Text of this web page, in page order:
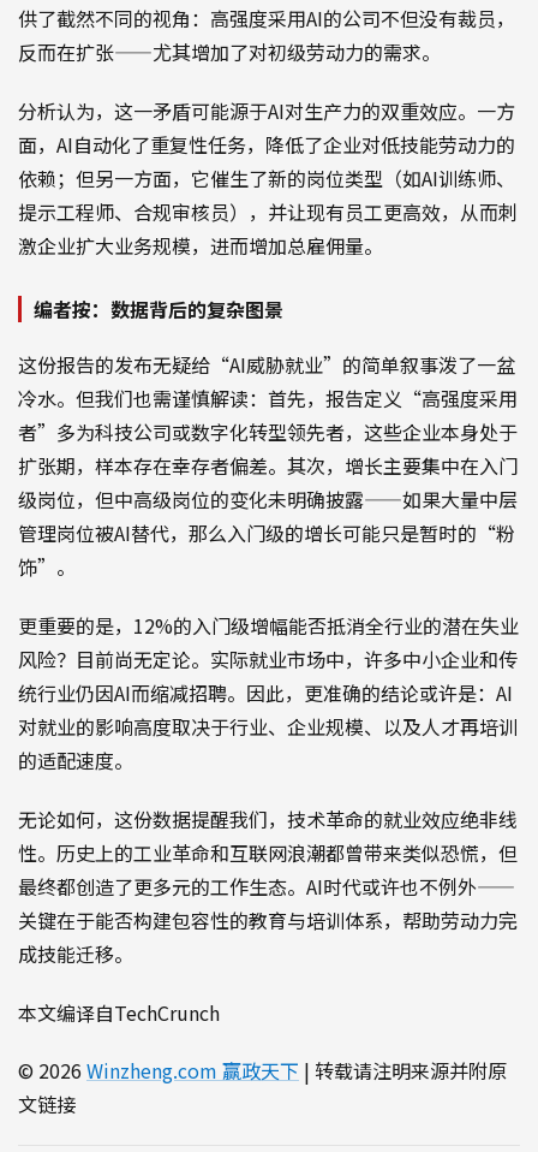
供了截然不同的视角：高强度采用AI的公司不但没有裁员，
反而在扩张——尤其增加了对初级劳动力的需求。
分析认为，这一矛盾可能源于AI对生产力的双重效应。一方
面，AI自动化了重复性任务，降低了企业对低技能劳动力的
依赖；但另一方面，它催生了新的岗位类型（如AI训练师、
提示工程师、合规审核员），并让现有员工更高效，从而刺
激企业扩大业务规模，进而增加总雇佣量。
编者按：数据背后的复杂图景
这份报告的发布无疑给“AI威胁就业”的简单叙事泼了一盆
冷水。但我们也需谨慎解读：首先，报告定义“高强度采用
者”多为科技公司或数字化转型领先者，这些企业本身处于
扩张期，样本存在幸存者偏差。其次，增长主要集中在入门
级岗位，但中高级岗位的变化未明确披露——如果大量中层
管理岗位被AI替代，那么入门级的增长可能只是暂时的“粉
饰”。
更重要的是，12%的入门级增幅能否抵消全行业的潜在失业
风险？目前尚无定论。实际就业市场中，许多中小企业和传
统行业仍因AI而缩减招聘。因此，更准确的结论或许是：AI
对就业的影响高度取决于行业、企业规模、以及人才再培训
的适配速度。
无论如何，这份数据提醒我们，技术革命的就业效应绝非线
性。历史上的工业革命和互联网浪潮都曾带来类似恐慌，但
最终都创造了更多元的工作生态。AI时代或许也不例外——
关键在于能否构建包容性的教育与培训体系，帮助劳动力完
成技能迁移。
本文编译自TechCrunch
© 2026 Winzheng.com 赢政天下 | 转载请注明来源并附原
文链接